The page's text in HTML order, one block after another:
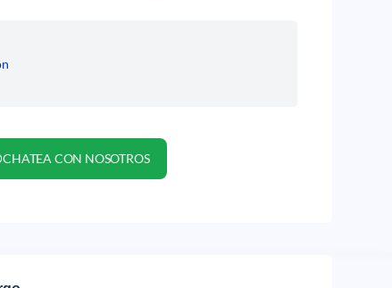
CHATEA CON NOSOTROS